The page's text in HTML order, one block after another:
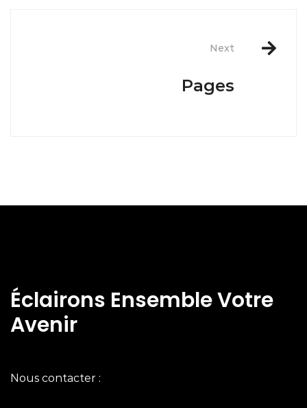
Next
Pages
Éclairons Ensemble Votre
Avenir
Nous contacter :